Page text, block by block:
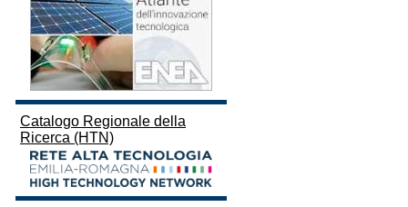
Catalogo Regionale della
Ricerca (HTN)